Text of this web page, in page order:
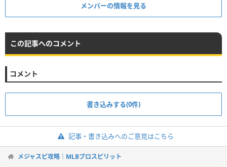
メンバーの情報を見る
この記事へのコメント
コメント
書き込みする(0件)
記事・書き込みへのご意見はこちら
メジャスピ攻略｜MLBプロスピリット